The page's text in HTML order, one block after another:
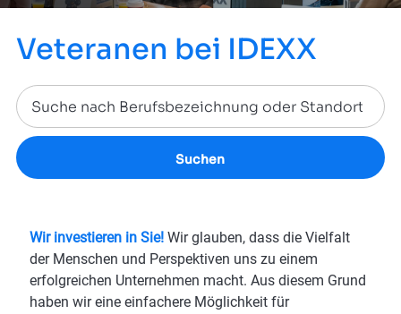
Veteranen bei IDEXX
Suchen
Wir investieren in Sie! Wir glauben, dass die Vielfalt
der Menschen und Perspektiven uns zu einem
erfolgreichen Unternehmen macht. Aus diesem Grund
haben wir eine einfachere Möglichkeit für